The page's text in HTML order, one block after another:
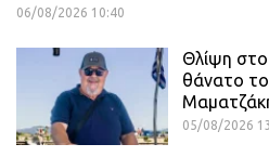
06/08/2026 10:40
Θλίψη στο
θάνατο
05/08/2026